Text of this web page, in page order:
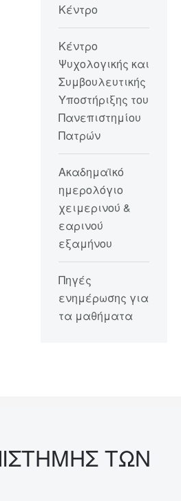
Κέντρο
Κέντρο
Ψυχολογικής και
Συμβουλευτικής
Υποστήριξης του
Πανεπιστημίου
Πατρών
Ακαδημαϊκό
ημερολόγιο
χειμερινού &
εαρινού
εξαμήνου
Πηγές
ενημέρωσης για
τα μαθήματα
ΤΩΝ